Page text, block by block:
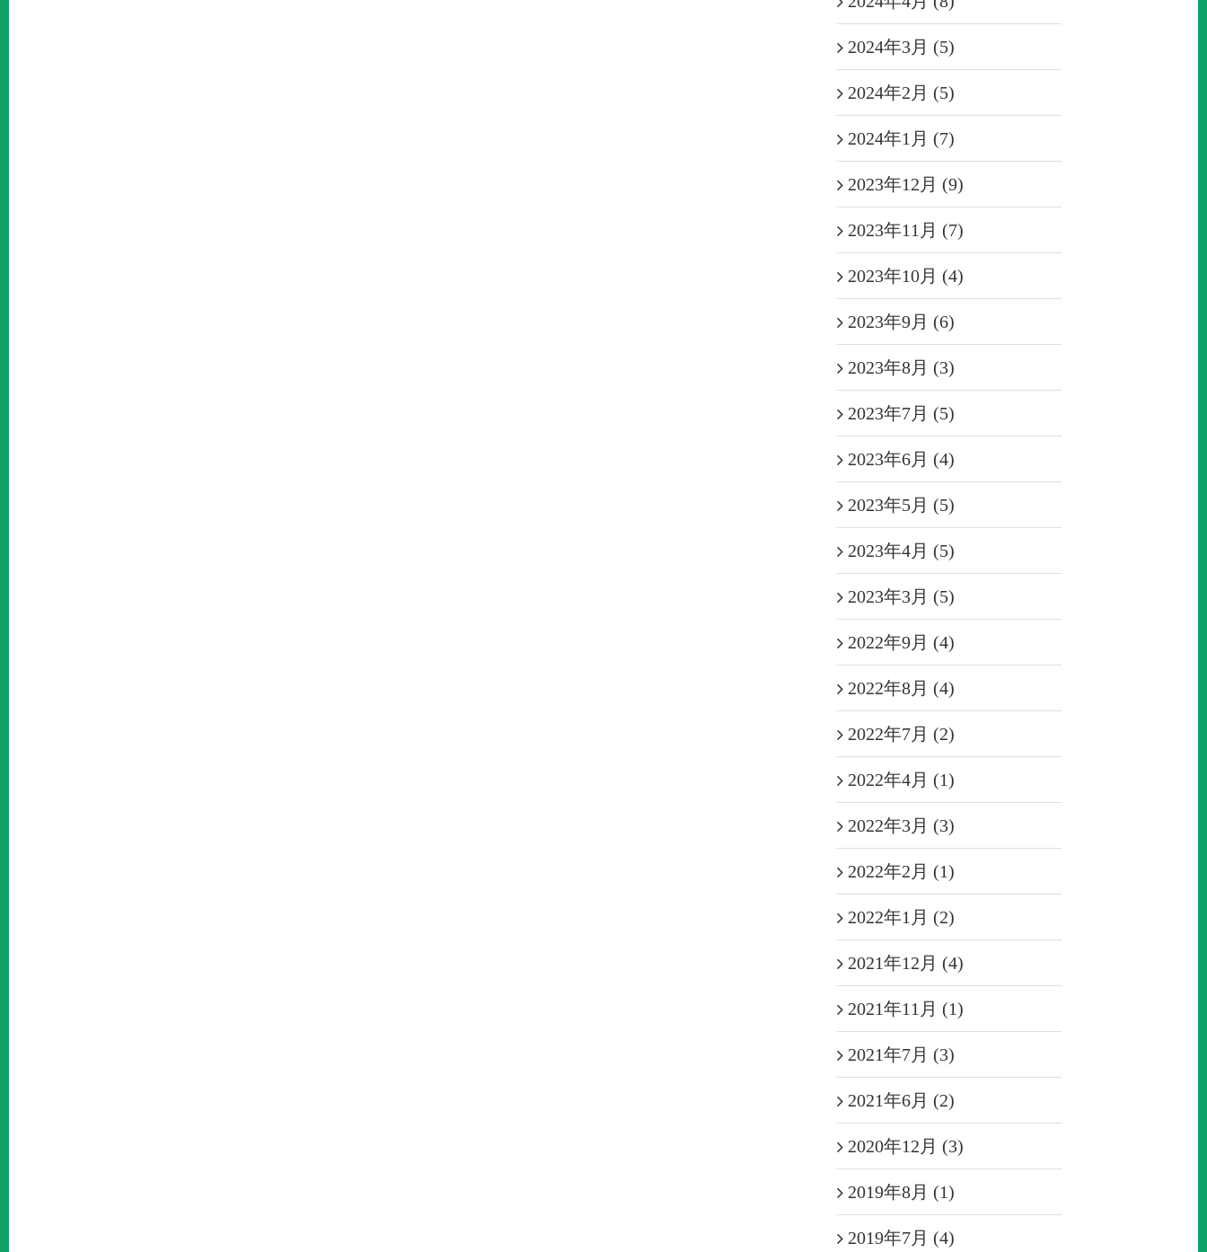
2024年3月 (5)
2024年2月 (5)
2024年1月 (7)
2023年12月 (9)
2023年11月 (7)
2023年10月 (4)
2023年9月 (6)
2023年8月 (3)
2023年7月 (5)
2023年6月 (4)
2023年5月 (5)
2023年4月 (5)
2023年3月 (5)
2022年9月 (4)
2022年8月 (4)
2022年7月 (2)
2022年4月 (1)
2022年3月 (3)
2022年2月 (1)
2022年1月 (2)
2021年12月 (4)
2021年11月 (1)
2021年7月 (3)
2021年6月 (2)
2020年12月 (3)
2019年8月 (1)
2019年7月 (4)